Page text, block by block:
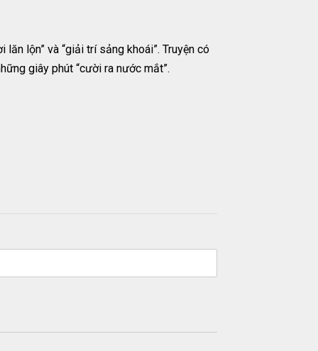
lộn” và “giải trí sảng khoái”. Truyện có
giây phút “cười ra nước mắt”.